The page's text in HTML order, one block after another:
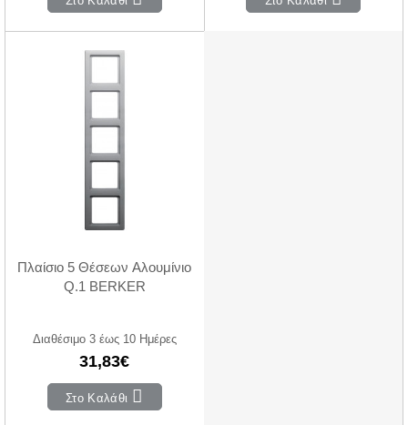
Πλαίσιο 5 Θέσεων Αλουμίνιο
Q.1 BERKER
Διαθέσιμο 3 έως 10 Ημέρες
31,83€
Στο Καλάθι